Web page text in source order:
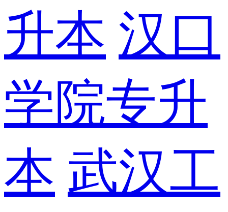
升本 汉口
学院专升
本 武汉工